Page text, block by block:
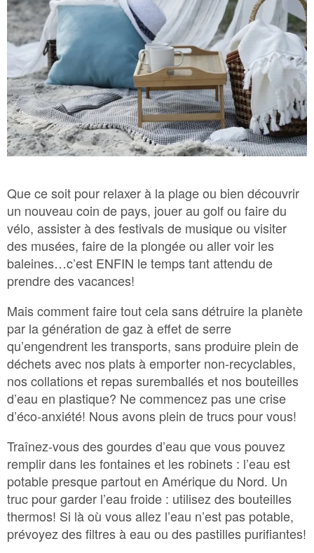
Bac Brun – Matières organiques
Bac Vert – Déchets
Plastique agricole
Que ce soit pour relaxer à la plage ou bien découvrir
un nouveau coin de pays, jouer au golf ou faire du
vélo, assister à des festivals de musique ou visiter
des musées, faire de la plongée ou aller voir les
baleines…c’est ENFIN le temps tant attendu de
prendre des vacances!
Mais comment faire tout cela sans détruire la planète
par la génération de gaz à effet de serre
qu’engendrent les transports, sans produire plein de
déchets avec nos plats à emporter non-recyclables,
nos collations et repas suremballés et nos bouteilles
d’eau en plastique? Ne commencez pas une crise
d’éco-anxiété! Nous avons plein de trucs pour vous!
Traînez-vous des gourdes d’eau que vous pouvez
remplir dans les fontaines et les robinets : l’eau est
potable presque partout en Amérique du Nord. Un
truc pour garder l’eau froide : utilisez des bouteilles
thermos! Si là où vous allez l’eau n’est pas potable,
prévoyez des filtres à eau ou des pastilles purifiantes!